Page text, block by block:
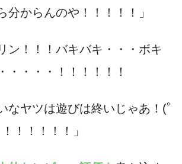
分からんのや！！！！！」
ン！！！バキバキ・・・ボキ
・・・・！！！！！！
なヤツは遊びは終いじゃあ！(ﾟ
！！！！！」